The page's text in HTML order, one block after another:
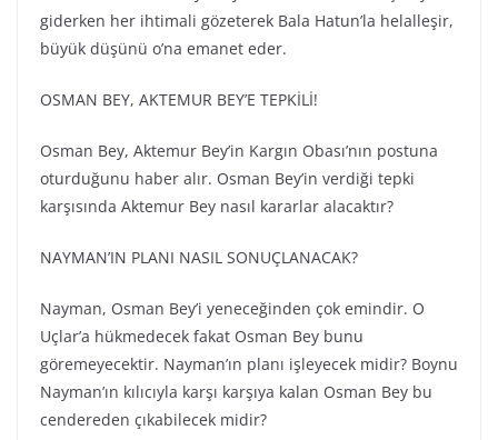
giderken her ihtimali gözeterek Bala Hatun’la helalleşir,
büyük düşünü o’na emanet eder.
OSMAN BEY, AKTEMUR BEY’E TEPKİLİ!
Osman Bey, Aktemur Bey’in Kargın Obası’nın postuna
oturduğunu haber alır. Osman Bey’in verdiği tepki
karşısında Aktemur Bey nasıl kararlar alacaktır?
NAYMAN’IN PLANI NASIL SONUÇLANACAK?
Nayman, Osman Bey’i yeneceğinden çok emindir. O
Uçlar’a hükmedecek fakat Osman Bey bunu
göremeyecektir. Nayman’ın planı işleyecek midir? Boynu
Nayman’ın kılıcıyla karşı karşıya kalan Osman Bey bu
cendereden çıkabilecek midir?